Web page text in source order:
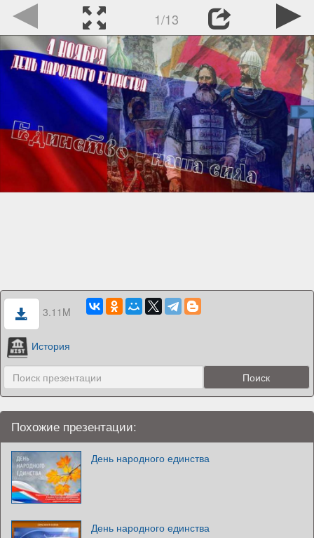
1/13
3.11M
История
Похожие презентации:
День народного единства
День народного единства